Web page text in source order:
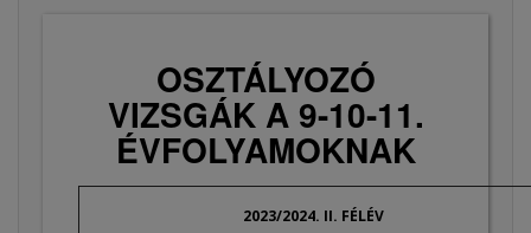
OSZTÁLYOZÓ
VIZSGÁK A 9-10-11.
ÉVFOLYAMOKNAK
2023/2024. II. FÉLÉV